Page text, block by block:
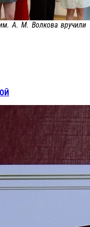
А. М. Волкова вручили